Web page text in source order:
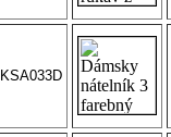
KSA033D